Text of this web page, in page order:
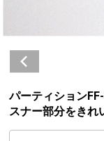
パーティション
スナー部分をきれ